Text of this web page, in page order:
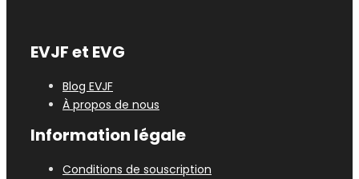
EVJF et EVG
Blog EVJF
À propos de nous
Information légale
Conditions de souscription